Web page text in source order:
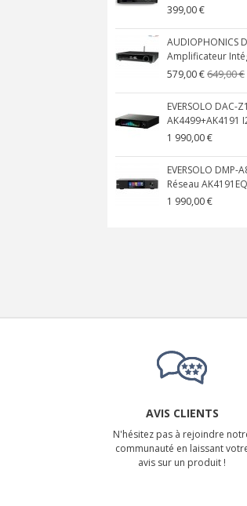
399,00 €
AUDIOPHONICS
Amplificateur
579,00 €649,00 €
EVERSOLO DAC-
AK4499+AK4191
1 990,00 €
EVERSOLO DMP-
Réseau
1 990,00 €
AVIS CLIENTS
N'hésitez pas à rejoindre
communauté en laissant
avis sur un produit !